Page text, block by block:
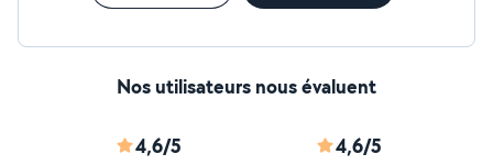
Nos utilisateurs nous évaluent
4,6/5 4,6/5